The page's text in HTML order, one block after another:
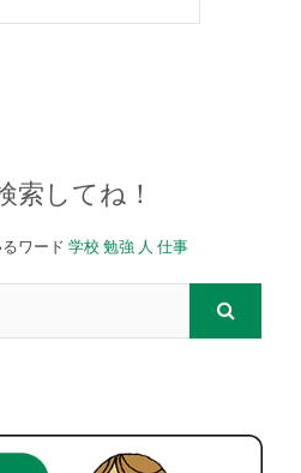
索してね！
ワード 学校 勉強 人 仕事